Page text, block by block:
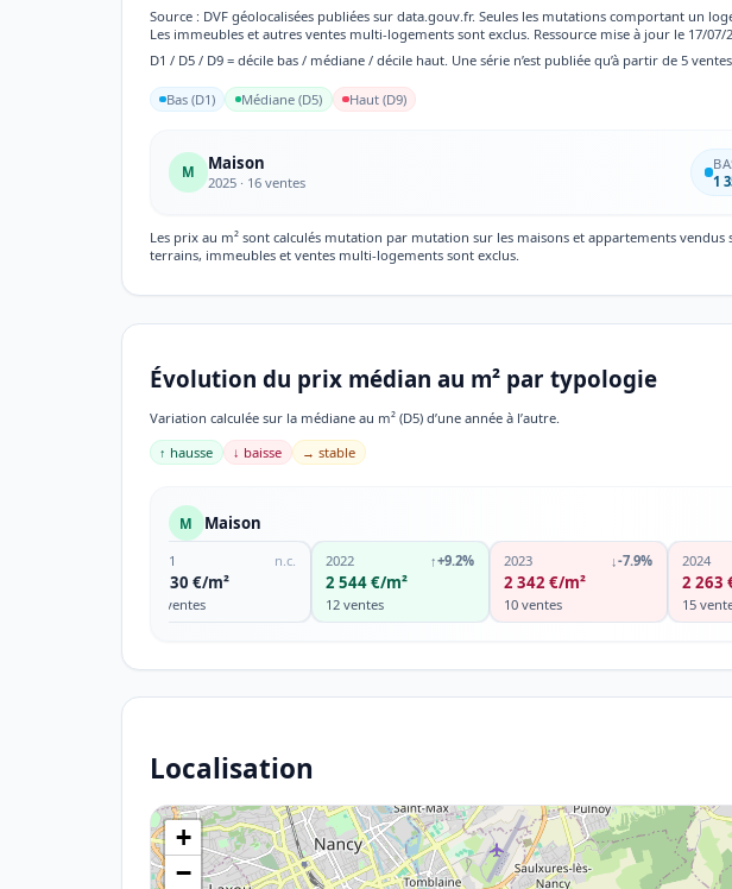
Source : DVF géolocalisées publiées sur data.gouv.fr. Seules les mutations comportant un
Les immeubles et autres ventes multi-logements sont exclus. Ressource mise à jour le 17/07/
D1 / D5 / D9 = décile bas / médiane / décile haut. Une série n’est publiée qu’à partir de 5
Bas (D1) Médiane (D5) Haut (D9)
M Maison
2025 · 16 ventes
1
Les prix au m² sont calculés mutation par mutation sur les maisons et appartements vendus
terrains, immeubles et ventes multi-logements sont exclus.
Évolution du prix médian au m² par typologie
Variation calculée sur la médiane au m² (D5) d’une année à l’autre.
↑ hausse
↓ baisse → stable
M Maison
2021 n.c.
2 330 €/m²
15 ventes
2022 ↑+9.2%
2 544 €/m²
12 ventes
2023 ↓-7.9%
2 342 €/m²
10 ventes
2024
2 263
15
Localisation
+
−